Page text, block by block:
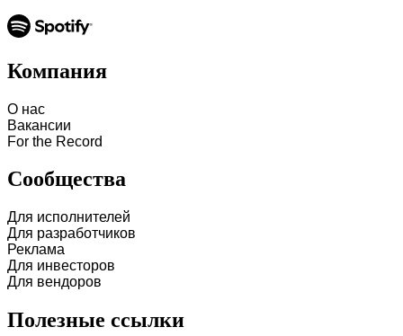
Компания
О нас
Вакансии
For the Record
Сообщества
Для исполнителей
Для разработчиков
Реклама
Для инвесторов
Для вендоров
Полезные ссылки